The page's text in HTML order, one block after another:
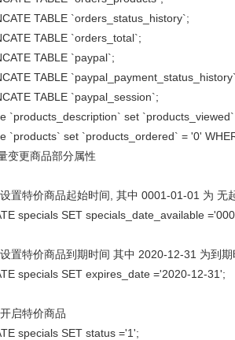
TABLE `orders_status_history`;
TABLE `orders_total`;
TABLE `paypal`;
TABLE
TABLE `paypal_session`;
`products_description` set
`products` set `products_ordered` = '0'
变更商品部分属性
置特价商品起始时间, 其中 0001-01-01 为 无
specials SET specials_date_available
置特价商品到期时间 其中 2020-12-31 为到期
specials SET expires_date ='2020-12-31';
启特价商品
specials SET status ='1';